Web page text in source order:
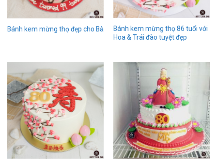
Bánh kem mừng thọ đẹp cho Bà
Bánh kem mừng thọ 86 tuổi với
Hoa & Trái đào tuyệt đẹp